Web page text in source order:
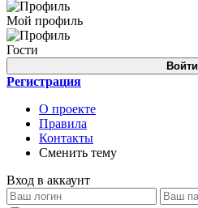
Мой профиль
Гости
Войти
Регистрация
О проекте
Правила
Контакты
Сменить тему
Вход в аккаунт